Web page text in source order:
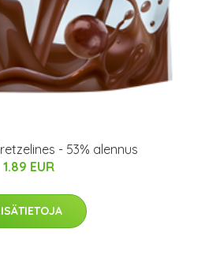
- 53% alennus
1.89 EUR